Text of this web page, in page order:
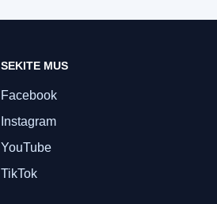
SEKITE MUS
Facebook
Instagram
YouTube
TikTok